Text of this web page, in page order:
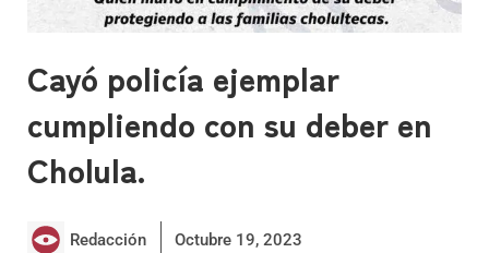
Cayó policía ejemplar
cumpliendo con su deber en
Cholula.
Redacción Octubre 19, 2023